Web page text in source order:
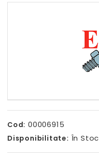
Cod: 00006915
Disponibilitate: În Stoc